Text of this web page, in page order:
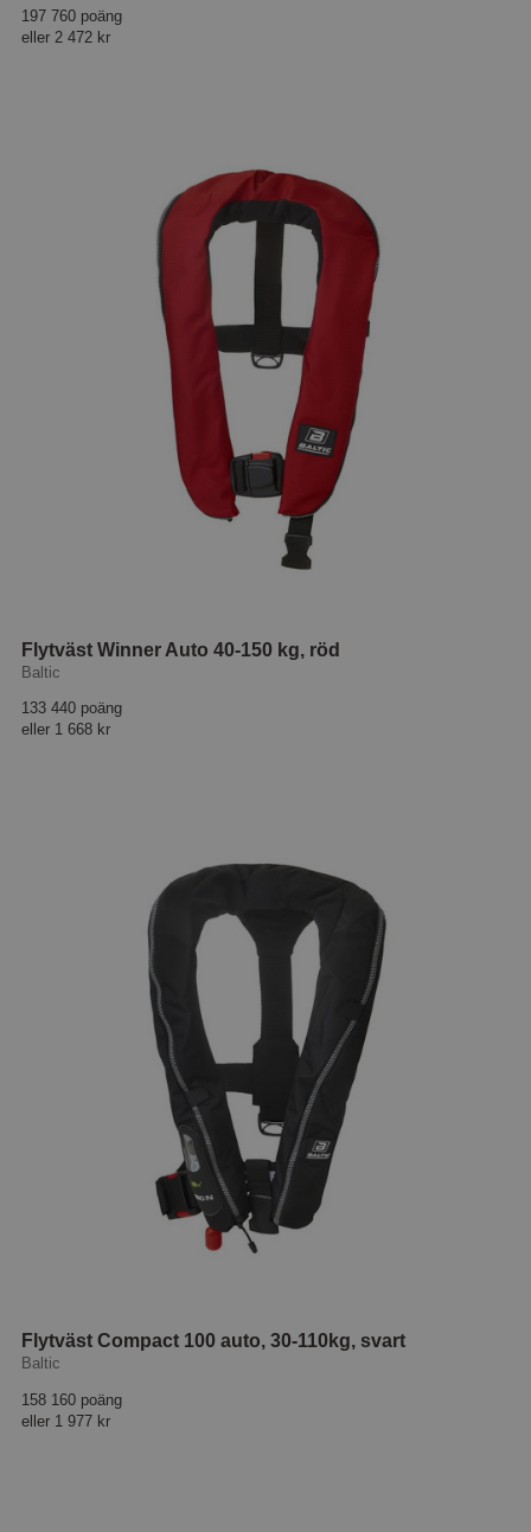
197 760 poäng
eller 2 472 kr
Flytväst Winner Auto 40-150 kg, röd
Baltic
133 440 poäng
eller 1 668 kr
Flytväst Compact 100 auto, 30-110kg, svart
Baltic
158 160 poäng
eller 1 977 kr